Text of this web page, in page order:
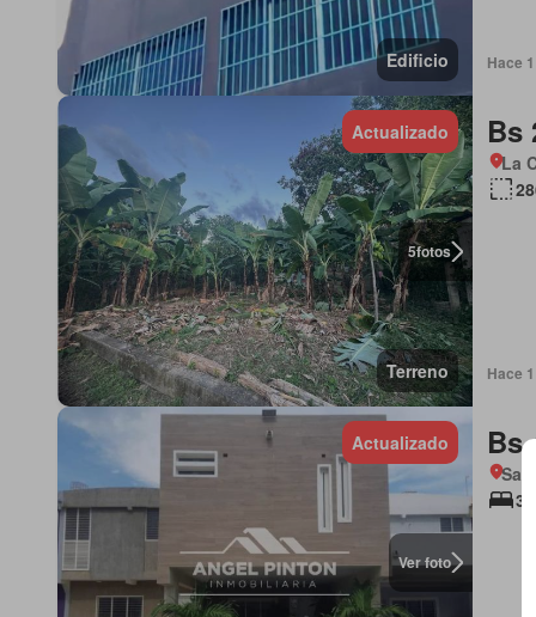
Edificio Hace
5fotos
Actualizado
Terreno
Bs
La
Hace
Ver foto
Actualizado Bs
3